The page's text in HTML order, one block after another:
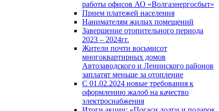
работы офисов АО «Волгаэнергосбыт»
Прием платежей населения
Нанимателям жилых помещений
Завершение отопительного периода
2023 – 2024гг.
Жители почти восьмисот
многоквартирных домов
Автозаводского и Ленинского районов
заплатят меньше за отопление
С 01.02.2024 новые требования к
оформлению жалоб на качество
электроснабжения